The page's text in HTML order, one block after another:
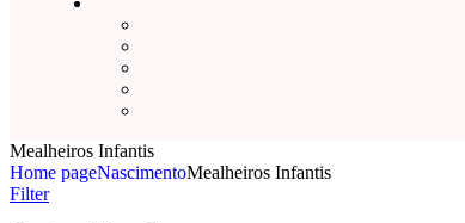
Mealheiros Infantis
Home pageNascimentoMealheiros Infantis
Filter